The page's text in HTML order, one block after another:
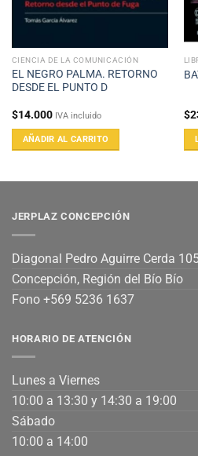
CIENCIA DE LA COMUNICACIÓN
EL NEGRO PALMA. RETORNO
DESDE EL PUNTO D
$14.000 IVA incluido
AÑADIR AL CARRITO
$
JERPLAZ CONCEPCIÓN
Diagonal Pedro Aguirre Cerda
Concepción, Región del Bío Bío
Fono +569 5236 1637
HORARIO DE ATENCIÓN
Lunes a Viernes
10:00 a 13:30 y 14:30 a 19:00
Sábado
10:00 a 14:00